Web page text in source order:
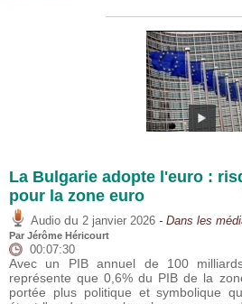
La Bulgarie adopte l'euro :
pour la zone euro
Audio du 2 janvier 2026 - Dans les
Par Jérôme Héricourt
00:07:30
Avec un PIB annuel de 100
représente que 0,6% du PIB de la
portée plus politique et symbolique